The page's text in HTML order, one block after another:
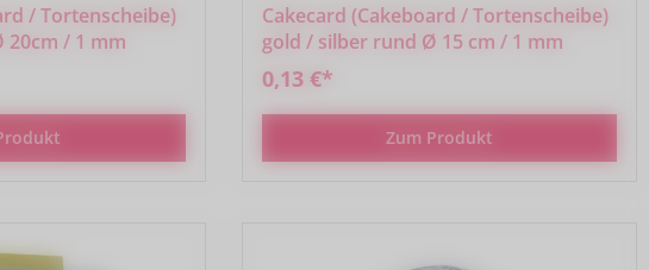
/ Tortenscheibe)
/ 1 mm
Cakecard (Cakeboard / Tortenscheibe)
gold / silber rund Ø 15 cm / 1 mm
0,13 €*
Zum Produkt